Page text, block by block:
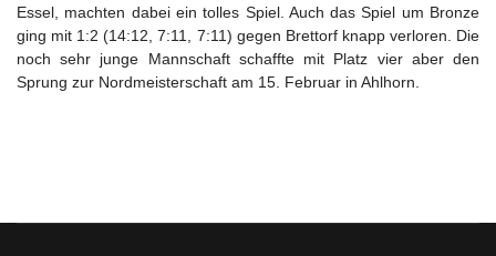
Essel, machten dabei ein tolles Spiel. Auch das Spiel um Bronze
ging mit 1:2 (14:12, 7:11, 7:11) gegen Brettorf knapp verloren. Die
noch sehr junge Mannschaft schaffte mit Platz vier aber den
Sprung zur Nordmeisterschaft am 15. Februar in Ahlhorn.